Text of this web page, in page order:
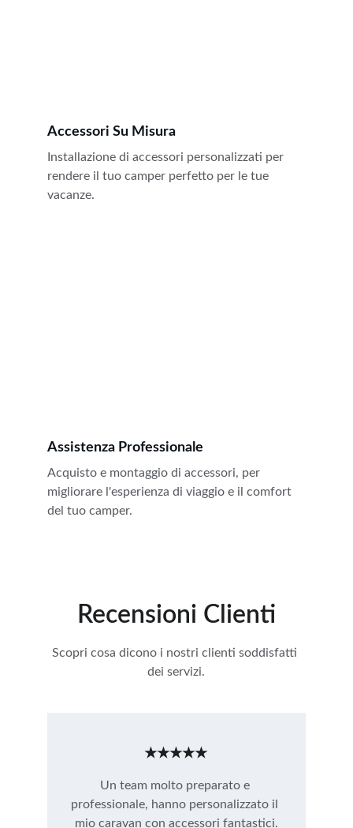
Accessori Su Misura
Installazione di accessori personalizzati per
rendere il tuo camper perfetto per le tue
vacanze.
Acquisto e montaggio di accessori, per
migliorare l'esperienza di viaggio e il comfort
del tuo camper.
Assistenza Professionale
Recensioni Clienti
Scopri cosa dicono i nostri clienti soddisfatti
dei servizi.
Un team molto preparato e
professionale, hanno personalizzato il
mio caravan con accessori fantastici.
★★★★★